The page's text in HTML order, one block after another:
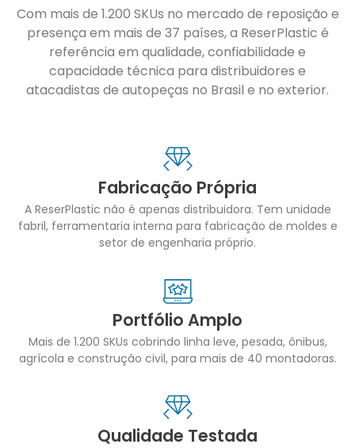
Com mais de 1.200 SKUs no mercado de reposição e
presença em mais de 37 países, a ReserPlastic é
referência em qualidade, confiabilidade e
capacidade técnica para distribuidores e
atacadistas de autopeças no Brasil e no exterior.
Fabricação Própria
A ReserPlastic não é apenas distribuidora. Tem unidade
fabril, ferramentaria interna para fabricação de moldes e
setor de engenharia próprio.
Portfólio Amplo
Mais de 1.200 SKUs cobrindo linha leve, pesada, ônibus,
agrícola e construção civil, para mais de 40 montadoras.
Qualidade Testada